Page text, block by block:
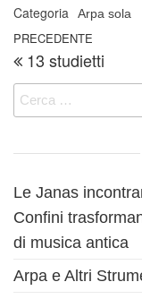
Categoria Arpa sola
Articolo precedente
PRECEDENTE
13 studietti
Ricerca per:
Le Janas
Confini
di musica antica
Arpa e Altri